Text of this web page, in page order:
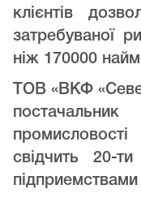
клієнтів
затребуваної
ніж 170000
ТОВ «ВКФ
постачальник
свідчить 20-
підприемствами